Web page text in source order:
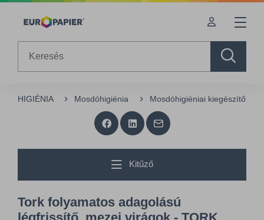
Table Of Content
Kiegészítő termékek
Az Önt érdeklő termékek
HIGIÉNIA Mosdóhigiénia Mosdóhigiéniai kiegészítők
Kitűző
Tork folyamatos adagolású